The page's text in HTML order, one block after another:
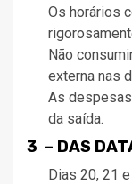
Os horários
Não
externa nas
As
da saída.
3 – DAS
Dias 20, 21